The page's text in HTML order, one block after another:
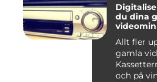
Digitalisera
du dina
Allt fler
gamla
och på